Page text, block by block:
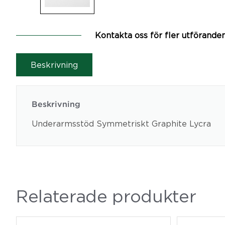
Kontakta oss för fler
Beskrivning
Beskrivning
Underarmsstöd Symmetriskt Graphite Lycra
Relaterade produkter